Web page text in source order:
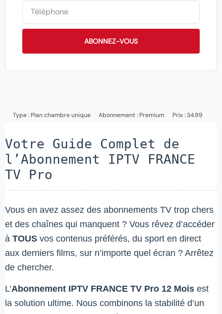
ABONNEZ-VOUS
Type : Plan chambre unique Abonnement : Premium Prix : 34.99
Votre Guide Complet de
l’Abonnement IPTV FRANCE
TV Pro
Vous en avez assez des abonnements TV trop chers
et des chaînes qui manquent ? Vous rêvez d’accéder
à TOUS vos contenus préférés, du sport en direct
aux derniers films, sur n’importe quel écran ? Arrêtez
de chercher.
L’Abonnement IPTV FRANCE TV Pro 12 Mois est
la solution ultime. Nous combinons la stabilité d’un